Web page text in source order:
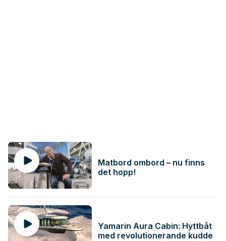
Matbord ombord – nu finns
det hopp!
Yamarin Aura Cabin: Hyttbåt
med revolutionerande kudde